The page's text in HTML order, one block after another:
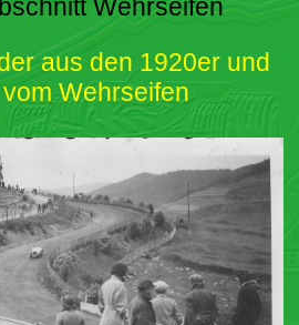
Wehrseifen
aus den 1920er und
Wehrseifen